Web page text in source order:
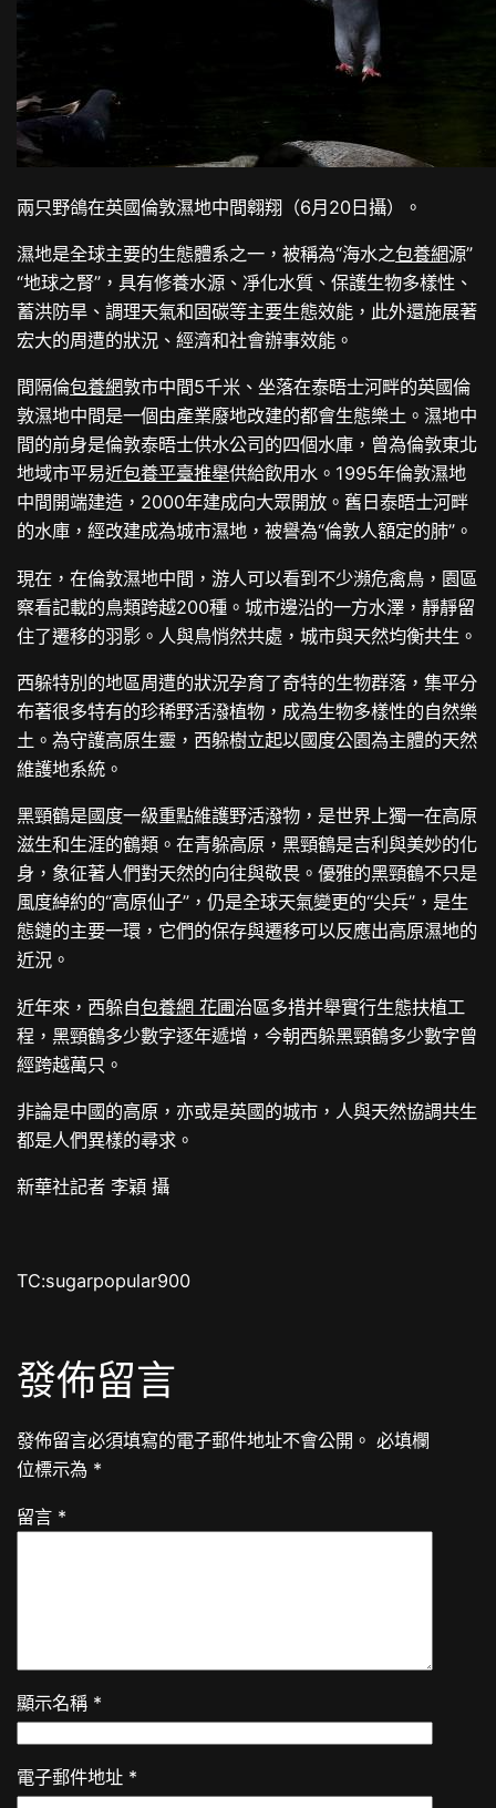
兩只野鴿在英國倫敦濕地中間翱翔（6月20日攝）。
濕地是全球主要的生態體系之一，被稱為“海水之包養網源”
“地球之腎”，具有修養水源、凈化水質、保護生物多樣性、
蓄洪防旱、調理天氣和固碳等主要生態效能，此外還施展著
宏大的周遭的狀況、經濟和社會辦事效能。
間隔倫包養網敦市中間5千米、坐落在泰晤士河畔的英國倫
敦濕地中間是一個由產業廢地改建的都會生態樂土。濕地中
間的前身是倫敦泰晤士供水公司的四個水庫，曾為倫敦東北
地域市平易近包養平臺推舉供給飲用水。1995年倫敦濕地
中間開端建造，2000年建成向大眾開放。舊日泰晤士河畔
的水庫，經改建成為城市濕地，被譽為“倫敦人額定的肺”。
現在，在倫敦濕地中間，游人可以看到不少瀕危禽鳥，園區
察看記載的鳥類跨越200種。城市邊沿的一方水澤，靜靜留
住了遷移的羽影。人與鳥悄然共處，城市與天然均衡共生。
西躲特別的地區周遭的狀況孕育了奇特的生物群落，集平分
布著很多特有的珍稀野活潑植物，成為生物多樣性的自然樂
土。為守護高原生靈，西躲樹立起以國度公園為主體的天然
維護地系統。
黑頸鶴是國度一級重點維護野活潑物，是世界上獨一在高原
滋生和生涯的鶴類。在青躲高原，黑頸鶴是吉利與美妙的化
身，象征著人們對天然的向往與敬畏。優雅的黑頸鶴不只是
風度綽約的“高原仙子”，仍是全球天氣變更的“尖兵”，是生
態鏈的主要一環，它們的保存與遷移可以反應出高原濕地的
近況。
近年來，西躲自包養網 花圃治區多措并舉實行生態扶植工
程，黑頸鶴多少數字逐年遞增，今朝西躲黑頸鶴多少數字曾
經跨越萬只。
非論是中國的高原，亦或是英國的城市，人與天然協調共生
都是人們異樣的尋求。
新華社記者 李穎 攝
TC:sugarpopular900
發佈留言
發佈留言必須填寫的電子郵件地址不會公開。 必填欄
位標示為 *
留言 *
顯示名稱 *
電子郵件地址 *